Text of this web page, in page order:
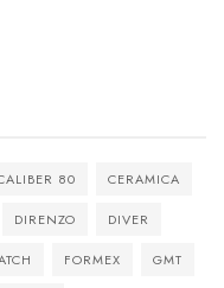
80 CERAMICA
DIRENZO DIVER
FORMEX GMT